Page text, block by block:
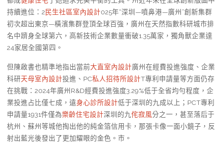
持續進位：2民生社區室內設計025年“深圳—噴鼻港—廣州”創新集群
初次超出東京—橫濱集群登頂全球百強，廣州在天然指數科研城市排
名中躋身全球第六，高新技術企業數量衝破1.35萬家，獨角獸企業達
24家居全國第四。
但陳啟書也精準地指出當前大直室內設計廣州在經費投進強度、企業
科研天母室內設計投進、PC私人招待所設計T專利申請量等方面仍存
在挑戰：2024年廣州R&D經費投進強度3.29%低于全省均勻程度，企
業投進占比僅七成，遠身心診所設計低于深圳的九成以上；PCT專利
申請量1931件僅為樂齡住宅設計深圳的九 侘寂風分之一，甚至落后于
杭州、蘇州等城他掏出他的純金箔信用卡，那張卡像一面小鏡子，反
射出藍光後發出了更加耀眼的金色。市。